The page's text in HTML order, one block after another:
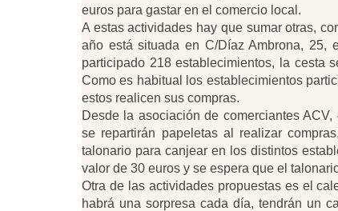
euros para gastar en el comercio local.
A estas actividades hay que sumar otras,
año está situada en C/Díaz Ambrona, 25,
participado 218 establecimientos, la cesta
Como es habitual los establecimientos
estos realicen sus compras.
Desde la asociación de comerciantes
se repartirán papeletas al realizar
talonario para canjear en los distintos
valor de 30 euros y se espera que el
Otra de las actividades propuestas es el
habrá una sorpresa cada día, tendrán un